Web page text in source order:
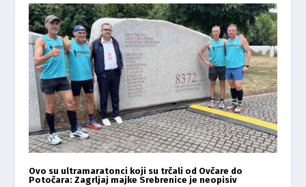
Ovo su ultramaratonci koji su trčali od Ovčare do
Potočara: Zagrljaj majke Srebrenice je neopisiv